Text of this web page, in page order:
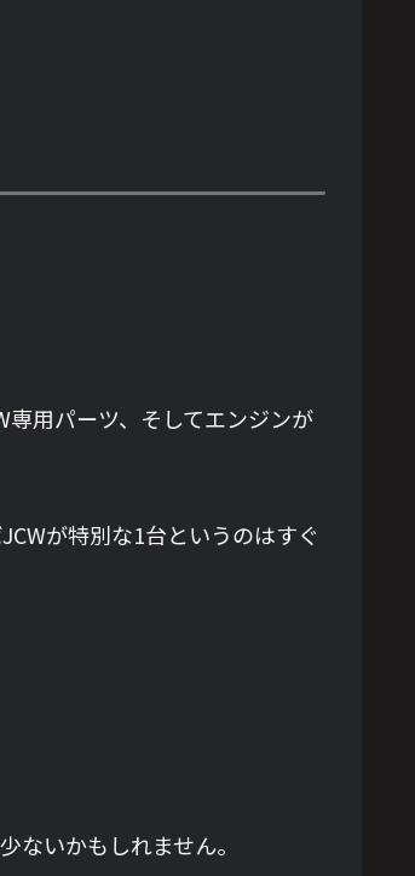
用パーツ、そしてエンジンが
が特別な1台というのはすぐ
ないかもしれません。